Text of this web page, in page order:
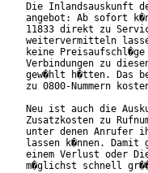
Die Inlandsauskunft
angebot: Ab sofort
11833 direkt zu
weitervermitteln
keine
Verbindungen zu
gew�hlt h�tten. Das
zu 0800-Nummern
Neu ist auch die
Zusatzkosten zu
unter denen Anrufer
lassen k�nnen.
einem Verlust oder
m�glichst schnell